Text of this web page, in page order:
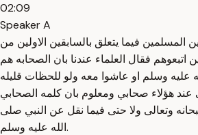
02:09
Speaker A
المسلمين فيما يتعلق بالسابقين الاولين من
اتبعوهم فقال العلماء عندنا بان الصحابه هم
عليه وسلم او عاشوا معه ولو للحظات قليله
هؤلاء صحابي ومعلوم بان كلمه الصحابي
وتعالى ولا حتى فيما نقل عن النبي صلى
الله عليه وسلم.